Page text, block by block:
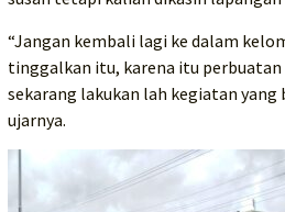
“Jangan kembali lagi ke dalam
tinggalkan itu, karena itu
sekarang lakukan lah kegiatan yang
ujarnya.